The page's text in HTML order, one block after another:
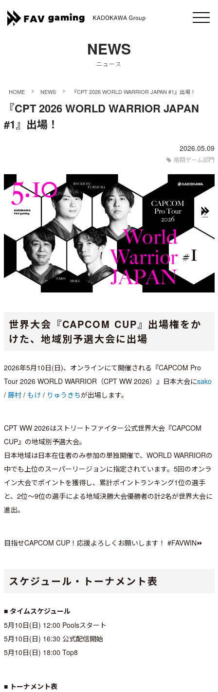
NEWS
ニュース
HOME > NEWS > 『CPT 2026 WORLD WARRIOR JAPAN #1』出場！
『CPT 2026 WORLD WARRIOR JAPAN
#1』出場！
2026.05.09
格闘ゲーム部門
世界大会『CAPCOM CUP』出場権をか
けた、地域別予選大会に出場
2026年5月10日(日)、オンラインにて開催される『CAPCOM Pro
Tour 2026 WORLD WARRIOR（CPT WW 2026）』日本大会にsako
/ 藤村/ もけ/ りゅうきちが出場します。
CPT WW 2026はストリートファイター公式世界大会『CAPCOM
CUP』の地域別予選大会。
日本地域は日本在住者のみ参加の単独開催で、WORLD WARRIORの
中でも上位のスーパーリージョンに指定されています。5回のオンラ
イン大会でポイントを獲得し、累計ポイントランキング1位の選手
と、2位～9位の選手による地域決勝大会優勝者の計2名が世界大会に
進出。
目指せCAPCOM CUP！応援よろしくお願いします！ #FAVWIN⏩
スケジュール・トーナメント表
■ タイムスケジュール
5月10日(日) 12:00 Poolsスタート
5月10日(日) 16:30 公式配信開始
5月10日(日) 18:00 Top8
■ トーナメント表